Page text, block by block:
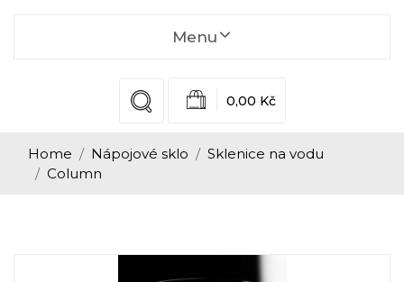
Menu
0,00 Kč
Home Nápojové sklo
Sklenice na vodu
Column